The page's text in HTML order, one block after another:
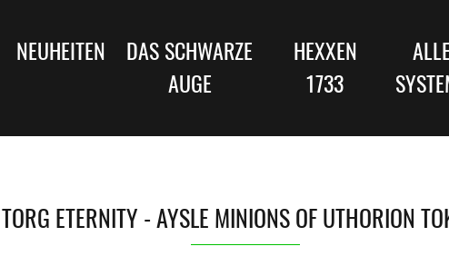
NEUHEITEN
DAS SCHWARZE
AUGE
HEXXEN
1733
TORG ETERNITY - AYSLE MINIONS OF UTHORION